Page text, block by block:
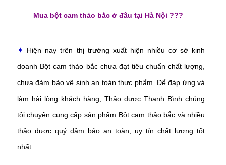
Mua bột cam thảo bắc ở đâu tại Hà Nội ???
✦ Hiện nay trên thị trường xuất hiện nhiều cơ sở kinh
doanh Bột cam thảo bắcchưa đạt tiêu chuẩn chất lượng,
chưa đảm bảo vệ sinh an toàn thực phẩm. Để đáp ứng và
làm hài lòng khách hàng, Thảo dược Thanh Bình chúng
tôi chuyên cung cấp sản phẩm Bột cam thảo bắc và nhiều
thảo dược quý đảm bảo an toàn, uy tín chất lượng tốt
nhất.